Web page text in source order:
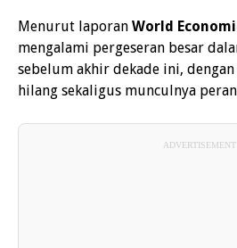
Menurut laporan World
mengalami pergeseran besar
sebelum akhir dekade ini,
hilang sekaligus munculnya